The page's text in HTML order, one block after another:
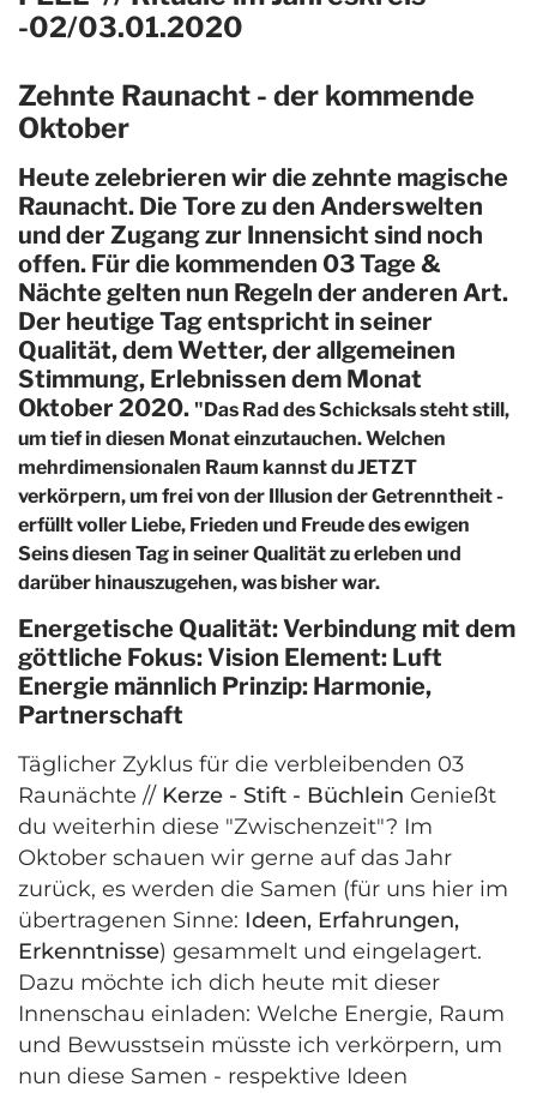
-02/03.01.2020
Zehnte Raunacht - der kommende
Oktober
Heute zelebrieren wir die zehnte magische
Raunacht. Die Tore zu den Anderswelten
und der Zugang zur Innensicht sind noch
offen. Für die kommenden 03 Tage &
Nächte gelten nun Regeln der anderen Art.
Der heutige Tag entspricht in seiner
Qualität, dem Wetter, der allgemeinen
Stimmung, Erlebnissen dem Monat
Oktober 2020. "Das Rad des Schicksals steht still,
um tief in diesen Monat einzutauchen.Welchen
mehrdimensionalen Raum kannst du JETZT
verkörpern, um frei von der Illusion der Getrenntheit -
erfüllt voller Liebe, Frieden und Freude des ewigen
Seins diesen Tag in seiner Qualität zu erleben und
darüber hinauszugehen, was bisher war.
Energetische Qualität: Verbindung mit dem
göttliche Fokus: Vision Element: Luft
Energie männlich Prinzip: Harmonie,
Partnerschaft
Täglicher Zyklus für die verbleibenden 03
Raunächte // Kerze - Stift - Büchlein Genießt
du weiterhin diese "Zwischenzeit"? Im
Oktober schauen wir gerne auf das Jahr
zurück, es werden die Samen (für uns hier im
übertragenen Sinne: Ideen, Erfahrungen,
Erkenntnisse) gesammelt und eingelagert.
Dazu möchte ich dich heute mit dieser
Innenschau einladen: Welche Energie, Raum
und Bewusstsein müsste ich verkörpern, um
nun diese Samen - respektive Ideen